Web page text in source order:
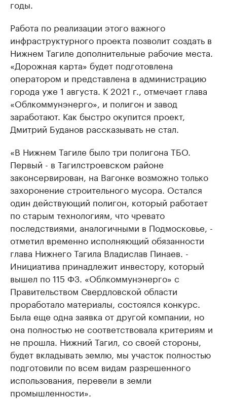
годы.
Работа по реализации этого важного
инфраструктурного проекта позволит создать в
Нижнем Тагиле дополнительные рабочие места.
«Дорожная карта» будет подготовлена
оператором и представлена в администрацию
города уже 1 августа. К 2021 г., отмечает глава
«Облкоммунэнерго», и полигон и завод
заработают. Как быстро окупится проект,
Дмитрий Буданов рассказывать не стал.
«В Нижнем Тагиле было три полигона ТБО.
Первый - в Тагилстроевском районе
законсервирован, на Вагонке возможно только
захоронение строительного мусора. Остался
один действующий полигон, который работает
по старым технологиям, что чревато
последствиями, аналогичными в Подмосковье, -
отметил временно исполняющий обязанности
глава Нижнего Тагила Владислав Пинаев. -
Инициатива принадлежит инвестору, который
вышел по 115 ФЗ. «Облкоммунэнерго» с
Правительством Свердловской области
проработало материалы, состоялся конкурс.
Была еще одна заявка от другой компании, но
она полностью не соответствовала критериям и
не прошла. Нижний Тагил, со своей стороны,
будет вкладывать землю, мы участок полностью
подготовили по всем видам разрешенного
использования, перевели в земли
промышленности».